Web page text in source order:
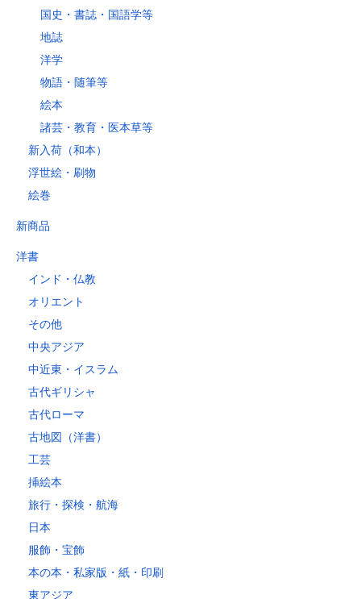
国史・書誌・国語学等
地誌
洋学
物語・随筆等
絵本
諸芸・教育・医本草等
新入荷（和本）
浮世絵・刷物
絵巻
新商品
洋書
インド・仏教
オリエント
その他
中央アジア
中近東・イスラム
古代ギリシャ
古代ローマ
古地図（洋書）
工芸
挿絵本
旅行・探検・航海
日本
服飾・宝飾
本の本・私家版・紙・印刷
東アジア